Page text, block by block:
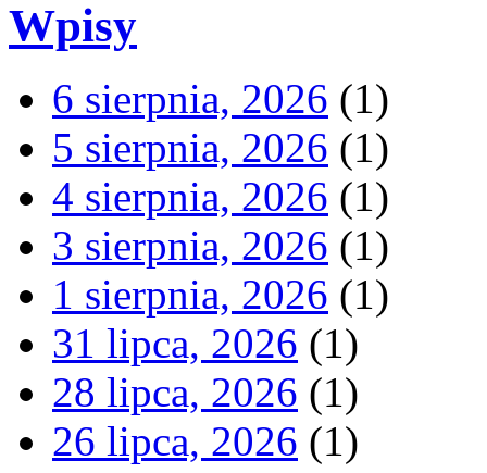
Wpisy
6 sierpnia, 2026 (1)
5 sierpnia, 2026 (1)
4 sierpnia, 2026 (1)
3 sierpnia, 2026 (1)
1 sierpnia, 2026 (1)
31 lipca, 2026 (1)
28 lipca, 2026 (1)
26 lipca, 2026 (1)